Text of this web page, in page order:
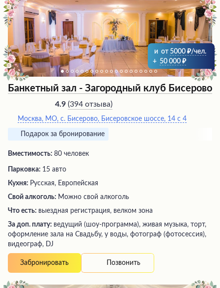
и от 5000
/чел.
+ 50 000
Банкетный зал - Загородный клуб Бисерово
4.9 (394 отзыва)
Москва, МО, с. Бисерово, Бисеровское шоссе, 14 с 4
Подарок за бронирование
Вместимость: 80 человек
Парковка: 15 авто
Кухня: Русская, Европейская
Свой алкоголь: Можно свой алкоголь
Что есть: выездная регистрация, велком зона
За доп. плату: ведущий (шоу-программа), живая музыка, торт,
оформление зала на Свадьбу, у воды, фотограф (фотосессия),
видеограф, DJ
Забронировать Позвонить